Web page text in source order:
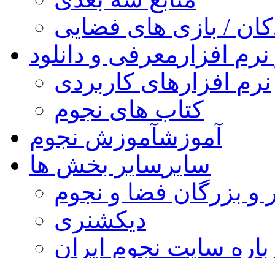
/ بازی های فضایی
افزار معرفی و دانلود
نرم افزارهای کاربردی
کتاب های نجوم
آموزشآموزش نجوم
سایر سایر بخش ها
و بزرگان فضا و نجوم
دیکشنری
سایت نجوم ایران